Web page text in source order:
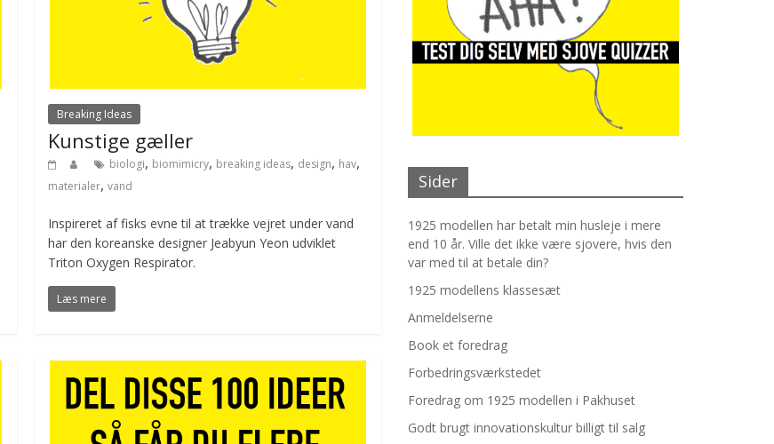
Breaking Ideas
Kunstige gæller
biologi, biomimicry, breaking ideas, design, hav,
materialer,vand
Inspireret af fisks evne til at trække vejret under vand
har den koreanske designer Jeabyun Yeon udviklet
Triton Oxygen Respirator.
Læs mere
Sider
1925 modellen har betalt min husleje i mere
end 10 år. Ville det ikke være sjovere, hvis den
var med til at betale din?
1925 modellens klassesæt
Anmeldelserne
Book et foredrag
Forbedringsværkstedet
Foredrag om 1925 modellen i Pakhuset
Godt brugt innovationskultur billigt til salg